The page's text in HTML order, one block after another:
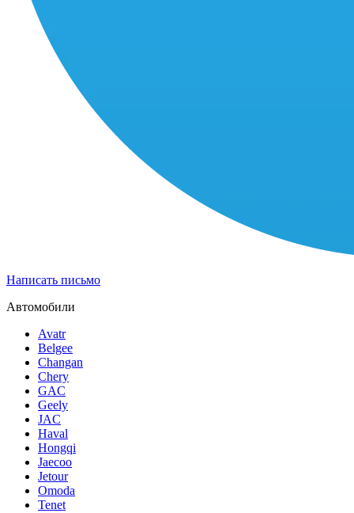
Написать письмо
Автомобили
Avatr
Belgee
Changan
Chery
GAC
Geely
JAC
Haval
Hongqi
Jaecoo
Jetour
Omoda
Tenet